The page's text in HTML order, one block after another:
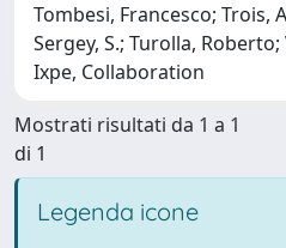
Tombesi, Francesco; Trois,
Sergey, S.; Turolla,
Ixpe, Collaboration
Mostrati risultati da 1 a 1
di 1
Legenda icone